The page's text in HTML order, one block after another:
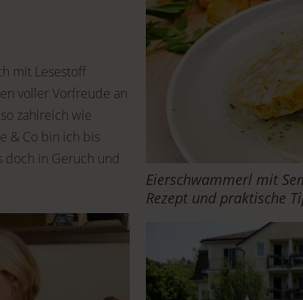
mit Lesestoff
voller Vorfreude an
zahlreich wie
& Co bin ich bis
doch in Geruch und
Eierschwammerl mit
Rezept und praktische